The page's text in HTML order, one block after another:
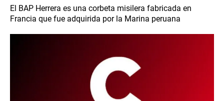
El BAP Herrera es una corbeta misilera fabricada en
Francia que fue adquirida por la Marina peruana